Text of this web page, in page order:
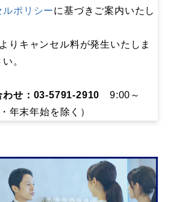
ルポリシーに基づきご案内いたし
よりキャンセル料が発生いたしま
。
わせ：03-5791-2910 9:00～
年末年始を除く）